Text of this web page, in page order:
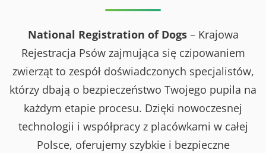
National Registration of Dogs– Krajowa
Rejestracja Psów zajmująca się czipowaniem
zwierząt to zespół doświadczonych specjalistów,
którzy dbają o bezpieczeństwo Twojego pupila na
każdym etapie procesu. Dzięki nowoczesnej
technologii i współpracy z placówkami w całej
Polsce, oferujemy szybkie i bezpieczne